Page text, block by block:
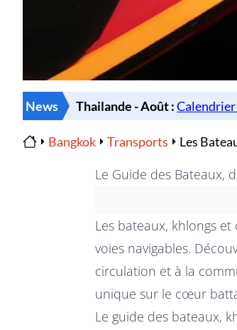
News
Bangkok Transports Les
Le Guide des Bateaux,
Les bateaux, khlongs
voies navigables.
circulation et à la
unique sur le cœur
Le guide des bateaux,